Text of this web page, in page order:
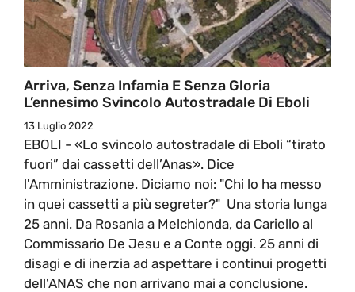
Arriva, Senza Infamia E Senza Gloria
L’ennesimo Svincolo Autostradale Di Eboli
13 Luglio 2022
EBOLI - «Lo svincolo autostradale di Eboli “tirato
fuori” dai cassetti dell’Anas». Dice
l'Amministrazione. Diciamo noi: "Chi lo ha messo
in quei cassetti a più segreter?" Una storia lunga
25 anni. Da Rosania a Melchionda, da Cariello al
Commissario De Jesu e a Conte oggi. 25 anni di
disagi e di inerzia ad aspettare i continui progetti
dell'ANAS che non arrivano mai a conclusione.